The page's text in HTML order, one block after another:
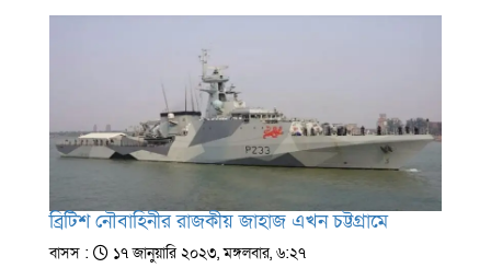
ব্রিটিশ নৌবাহিনীর রাজকীয় জাহাজ এখন চট্টগ্রামে
বাসস :
১৭ জানুয়ারি ২০২৩, মঙ্গলবার, ৬:২৭